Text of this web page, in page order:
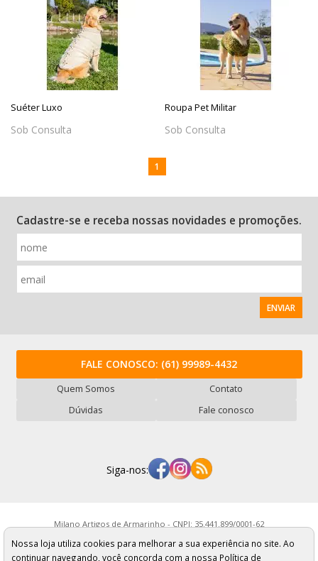
Suéter Luxo
Sob Consulta
Roupa Pet Militar
Sob Consulta
1
Cadastre-se e receba nossas novidades e promoções.
ENVIAR
FALE CONOSCO: (61) 99989-4432
Quem Somos
Contato
Dúvidas
Fale conosco
Siga-nos:
Milano Artigos de Armarinho - CNPJ: 35.441.899/0001-62
Os preços, quantidade em estoque e condições de pagamento
apresentados neste site não valem necessariamente para nossa loja física e
Nossa loja utiliza cookies para melhorar a sua experiência no site. Ao
continuar navegando, você concorda com a nossa Política de